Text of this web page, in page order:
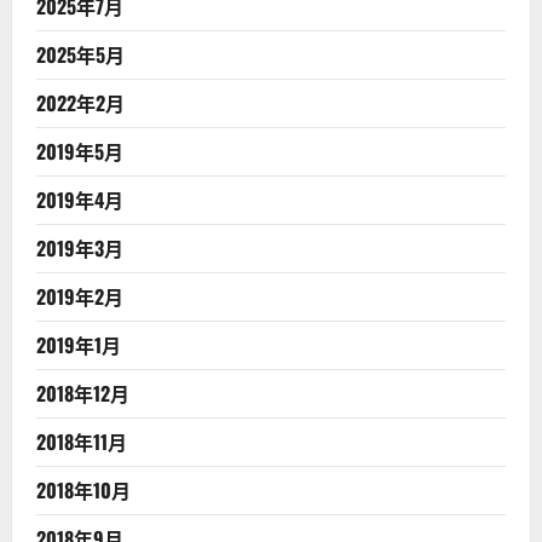
2025年7月
2025年5月
2022年2月
2019年5月
2019年4月
2019年3月
2019年2月
2019年1月
2018年12月
2018年11月
2018年10月